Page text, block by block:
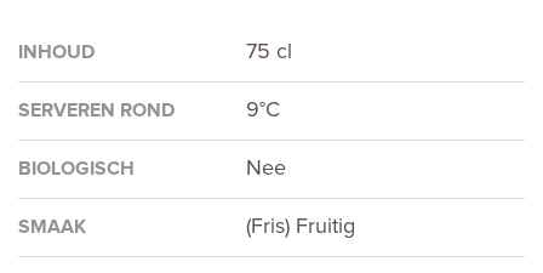
INHOUD 75 cl
SERVEREN ROND 9°C
BIOLOGISCH Nee
SMAAK (Fris) Fruitig